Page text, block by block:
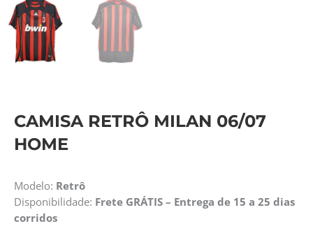
CAMISA RETRÔ MILAN 06/07
HOME
Modelo: Retrô
Disponibilidade: Frete GRÁTIS – Entrega de 15 a 25 dias
corridos